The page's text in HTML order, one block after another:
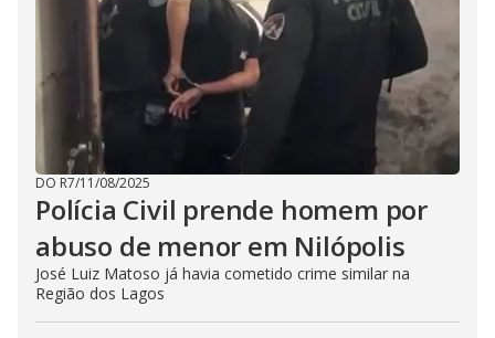
DO R7/11/08/2025
Polícia Civil prende homem por
abuso de menor em Nilópolis
José Luiz Matoso já havia cometido crime similar na
Região dos Lagos